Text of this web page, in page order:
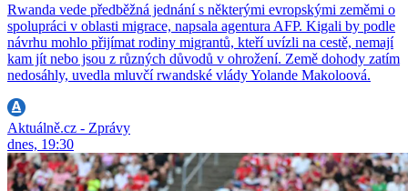
Rwanda vede předběžná jednání s některými evropskými zeměmi o
spolupráci v oblasti migrace, napsala agentura AFP. Kigali by podle
návrhu mohlo přijímat rodiny migrantů, kteří uvízli na cestě, nemají
kam jít nebo jsou z různých důvodů v ohrožení. Země dohody zatím
nedosáhly, uvedla mluvčí rwandské vlády Yolande Makoloová.
Aktuálně.cz - Zprávy
dnes, 19:30